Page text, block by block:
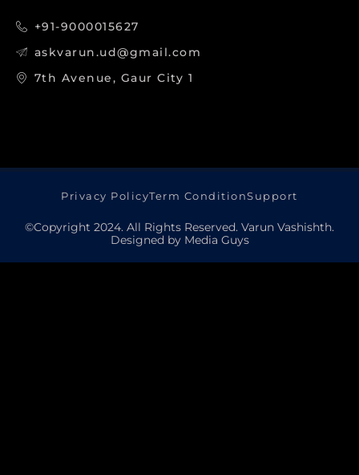
+91-9000015627
askvarun.ud@gmail.com
7th Avenue, Gaur City 1
Privacy PolicyTerm ConditionSupport
©Copyright 2024. All Rights Reserved. Varun Vashishth.
Designed by Media Guys